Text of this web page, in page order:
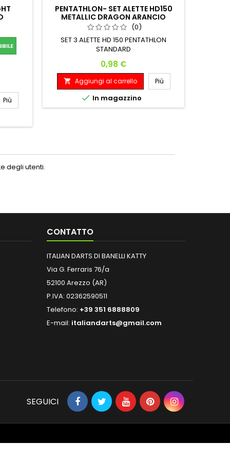
Più
PENTATHLON- SET ALETTE HD150
METALLIC DRAGON ARANCIO
(0)
SET 3 ALETTE HD 150 PENTATHLON
STANDARD
Prezzo
0,98 €
 Aggiungi al carrello Più
 In magazzino
degli utenti.
CONTATTO
ITALIAN DARTS DI BANELLI KATTY
Via G. Ferraris 76/a
52100 Arezzo (AR)
P.IVA: 02362590511
Telefono: +39 351 6888809
E-mail: italiandarts@gmail.com
SEGUICI